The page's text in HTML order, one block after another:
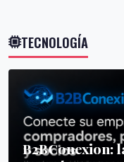
TECNOLOGÍA
B2BConexion: